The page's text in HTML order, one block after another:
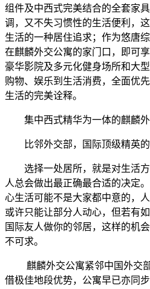
组件及中西式完美结合的全套家
调，又不失习惯性的生活便利，
生活的一种居住追求；作为悠唐
在麒麟外交公寓的家门口，即可
豪华影院及多元化健身场所和大
购物、娱乐到生活消费，全面优
生活的完美诠释。
集中西式精华为一体的麒麟
比邻外交部，国际顶级精英
选择一处居所，就是对生活
人总会做出最正确最合适的决定
心生活可能不是大家都中意的，
或许只能让部分人动心，但若有
国际友人做你的邻居，这样的机
不可求。
麒麟外交公寓紧邻中国外交
借极佳地段优势，公寓早已亦同